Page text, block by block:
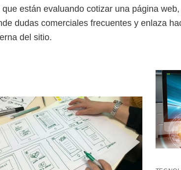
están evaluando cotizar una página
dudas comerciales frecuentes y enlaza
del sitio.